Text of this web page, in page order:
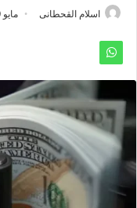
اسلام القحطانى مايو 19, 2026